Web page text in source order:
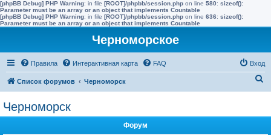
[phpBB Debug] PHP Warning: in file [ROOT]/phpbb/session.php on line 580: sizeof():
Parameter must be an array or an object that implements Countable
[phpBB Debug] PHP Warning: in file [ROOT]/phpbb/session.php on line 636: sizeof():
Parameter must be an array or an object that implements Countable
Черноморское
Правила Интерактивная карта FAQ Вход
Список форумов Черноморск
Черноморск
Форум